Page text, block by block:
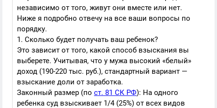
независимо от того, живут они вместе или нет.
Ниже я подробно отвечу на все ваши вопросы по
порядку.
1. Сколько будет получать ваш ребенок?
Это зависит от того, какой способ взыскания вы
выберете. Учитывая, что у мужа высокий «белый»
доход (190-220 тыс. руб.), стандартный вариант —
взыскание доли от заработка.
Законный размер (по ст. 81 СК РФ): На одного
ребенка суд взыскивает 1/4 (25%) от всех видов